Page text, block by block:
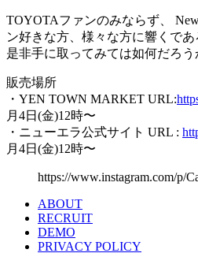
TOYOTAファンのみならず、
ン好きな方、様々な方に響くで
是非手に取ってみては如何だろう
販売場所
・YEN TOWN MARKET URL:
月4日(金)12時〜
・ニューエラ公式サイト URL :
月4日(金)12時〜
https://www.instagram.com/p/
ABOUT
RECRUIT
DEMO
PRIVACY POLICY